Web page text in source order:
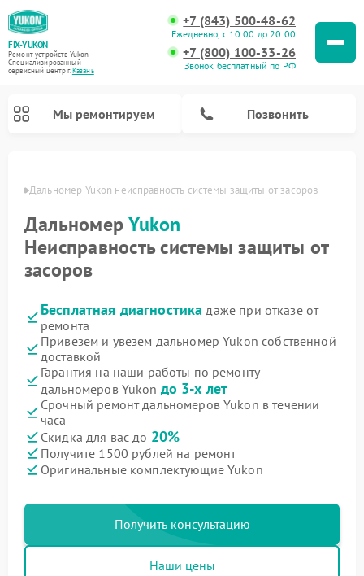
FIX-YUKON
Ремонт устройств Yukon
Специализированный
cервисный центр г.Казань
+7 (843) 500-48-62
Ежедневно, с 10:00 до 20:00
+7 (800) 100-33-26
Звонок бесплатный по РФ
Мы ремонтируем Позвонить
Дальномер Yukon неисправность системы защиты от засоров
ДальномерYukon
Неисправность системы защиты от
засоров
Бесплатная диагностика даже при отказе от
ремонта
Привезем и увезем дальномер Yukon собственной
доставкой
Гарантия на наши работы по ремонту
дальномеров Yukon до 3-х лет
Срочный ремонт дальномеров Yukon в течении
часа
Скидка для вас до 20%
Получите 1500 рублей на ремонт
Оригинальные комплектующие Yukon
Получить консультацию
Наши цены